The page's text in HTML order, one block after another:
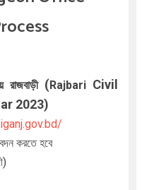
রাজবাড়ী (Rajbari Civil
2023)
করতে হবে